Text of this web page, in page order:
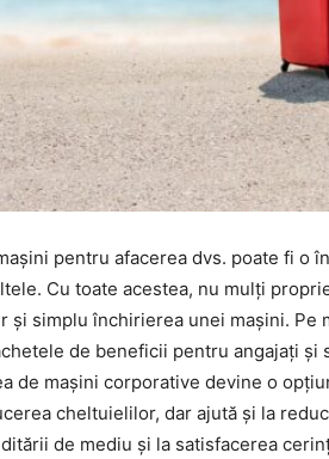
pentru afacerea dvs. poate fi o
Cu toate acestea, nu mulți
și simplu închirierea unei mașini. Pe
de beneficii pentru angajați
de mașini corporative devine o
cheltuielilor, dar ajută și la
de mediu și la satisfacerea